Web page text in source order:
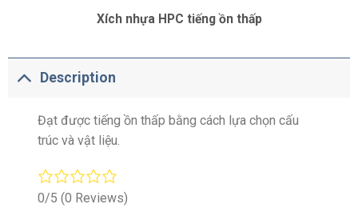
Xích nhựa HPC tiếng ồn thấp
Description
Đạt được tiếng ồn thấp bằng cách lựa chọn cấu
trúc và vật liệu.
0/5 (0 Reviews)